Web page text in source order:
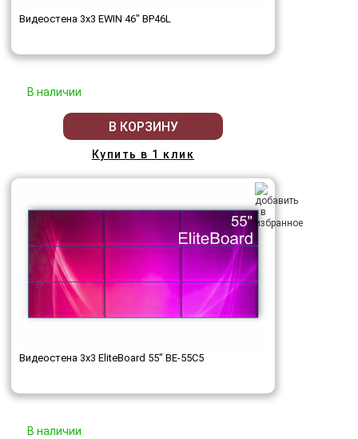
Видеостена 3x3 EWIN 46" BP46L
В наличии
В КОРЗИНУ
Купить в 1 клик
Видеостена 3x3 EliteBoard 55" BE-55C5
В наличии